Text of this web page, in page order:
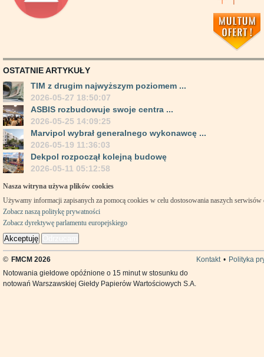
OSTATNIE ARTYKUŁY
TIM z drugim najwyższym poziomem ...
2026-05-27 18:50:07
ASBIS rozbudowuje swoje centra ...
2026-05-25 14:09:25
Marvipol wybrał generalnego wykonawcę ...
2026-05-19 11:36:03
Dekpol rozpoczął kolejną budowę
2026-05-11 05:12:58
Nasza witryna używa plików cookies
Używamy informacji zapisanych za pomocą cookies w celu dostosowania naszych
Zobacz naszą politykę prywatności
Zobacz dyrektywę parlamentu europejskiego
Akceptuję
© FMCM 2026 Kontakt • Polityka
Notowania giełdowe opóźnione o 15 minut w stosunku do
notowań Warszawskiej Giełdy Papierów Wartościowych S.A.